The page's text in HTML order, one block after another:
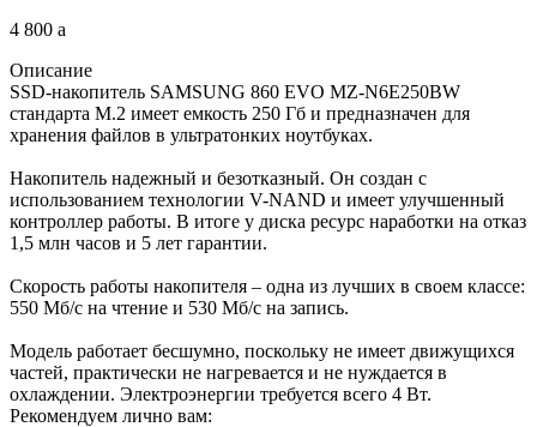
4 800 a
Описание
SSD-накопитель SAMSUNG 860 EVO MZ-N6E250BW
стандарта M.2 имеет емкость 250 Гб и предназначен для
хранения файлов в ультратонких ноутбуках.
Накопитель надежный и безотказный. Он создан с
использованием технологии V-NAND и имеет улучшенный
контроллер работы. В итоге у диска ресурс наработки на отказ
1,5 млн часов и 5 лет гарантии.
Скорость работы накопителя – одна из лучших в своем классе:
550 Мб/с на чтение и 530 Мб/с на запись.
Модель работает бесшумно, поскольку не имеет движущихся
частей, практически не нагревается и не нуждается в
охлаждении. Электроэнергии требуется всего 4 Вт.
Рекомендуем лично вам: